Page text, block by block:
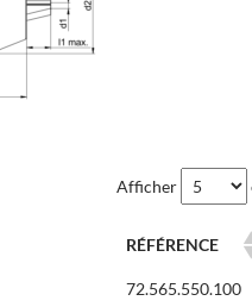
Afficher
RÉFÉRENCE
72.565.550.100